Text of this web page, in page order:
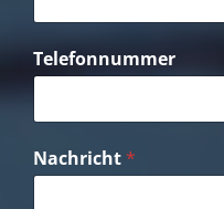
Telefonnummer
Nachricht *